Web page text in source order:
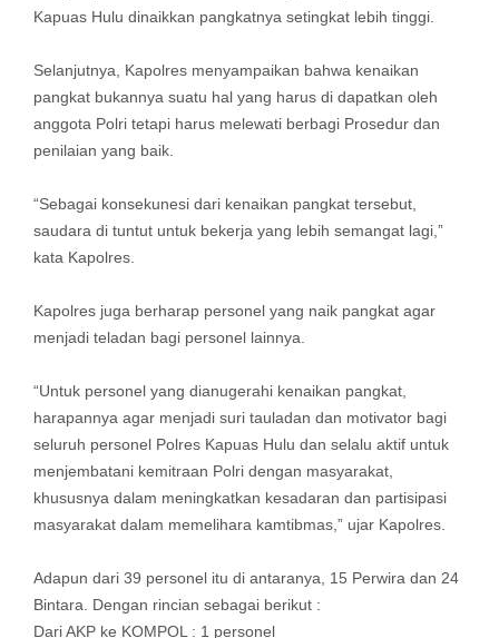
Kapuas Hulu dinaikkan pangkatnya setingkat lebih tinggi.
Selanjutnya, Kapolres menyampaikan bahwa kenaikan
pangkat bukannya suatu hal yang harus di dapatkan oleh
anggota Polri tetapi harus melewati berbagi Prosedur dan
penilaian yang baik.
“Sebagai konsekunesi dari kenaikan pangkat tersebut,
saudara di tuntut untuk bekerja yang lebih semangat lagi,”
kata Kapolres.
Kapolres juga berharap personel yang naik pangkat agar
menjadi teladan bagi personel lainnya.
“Untuk personel yang dianugerahi kenaikan pangkat,
harapannya agar menjadi suri tauladan dan motivator bagi
seluruh personel Polres Kapuas Hulu dan selalu aktif untuk
menjembatani kemitraan Polri dengan masyarakat,
khususnya dalam meningkatkan kesadaran dan partisipasi
masyarakat dalam memelihara kamtibmas,” ujar Kapolres.
Adapun dari 39 personel itu di antaranya, 15 Perwira dan 24
Bintara. Dengan rincian sebagai berikut :
Dari AKP ke KOMPOL : 1 personel